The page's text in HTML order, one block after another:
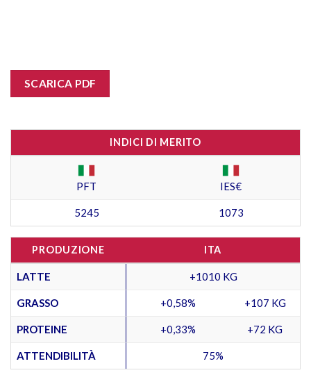
SCARICA PDF
INDICI DI MERITO
PFT IES€
5245 1073
PRODUZIONE ITA
LATTE +1010 KG
GRASSO +0,58% +107 KG
PROTEINE +0,33% +72 KG
ATTENDIBILITÀ 75%